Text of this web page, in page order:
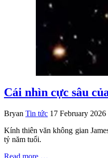
Cái nhìn cực sâu
Bryan Tin tức 17 February 2026
Kính thiên văn không gian
tỷ năm tuổi.
Read more …